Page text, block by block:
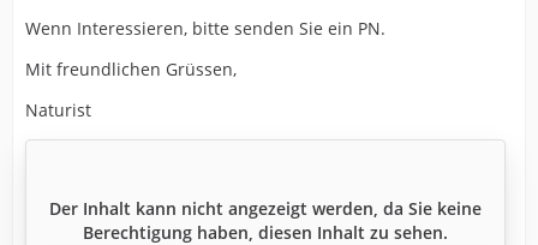
Wenn Interessieren, bitte senden Sie ein PN.
Mit freundlichen Grüssen,
Naturist
Der Inhalt kann nicht angezeigt werden, da Sie keine
Berechtigung haben, diesen Inhalt zu sehen.